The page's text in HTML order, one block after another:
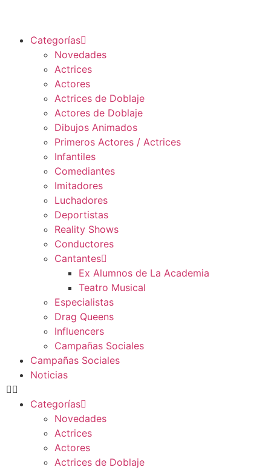
Categorías
Novedades
Actrices
Actores
Actrices de Doblaje
Actores de Doblaje
Dibujos Animados
Primeros Actores / Actrices
Infantiles
Comediantes
Imitadores
Luchadores
Deportistas
Reality Shows
Conductores
Cantantes
Ex Alumnos de La Academia
Teatro Musical
Especialistas
Drag Queens
Influencers
Campañas Sociales
Campañas Sociales
Noticias
Categorías
Novedades
Actrices
Actores
Actrices de Doblaje